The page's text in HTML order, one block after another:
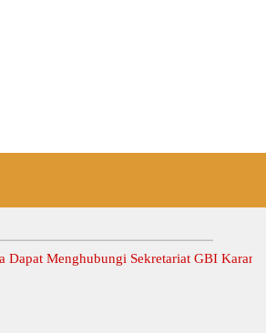
Menghubungi Sekretariat GBI Karang